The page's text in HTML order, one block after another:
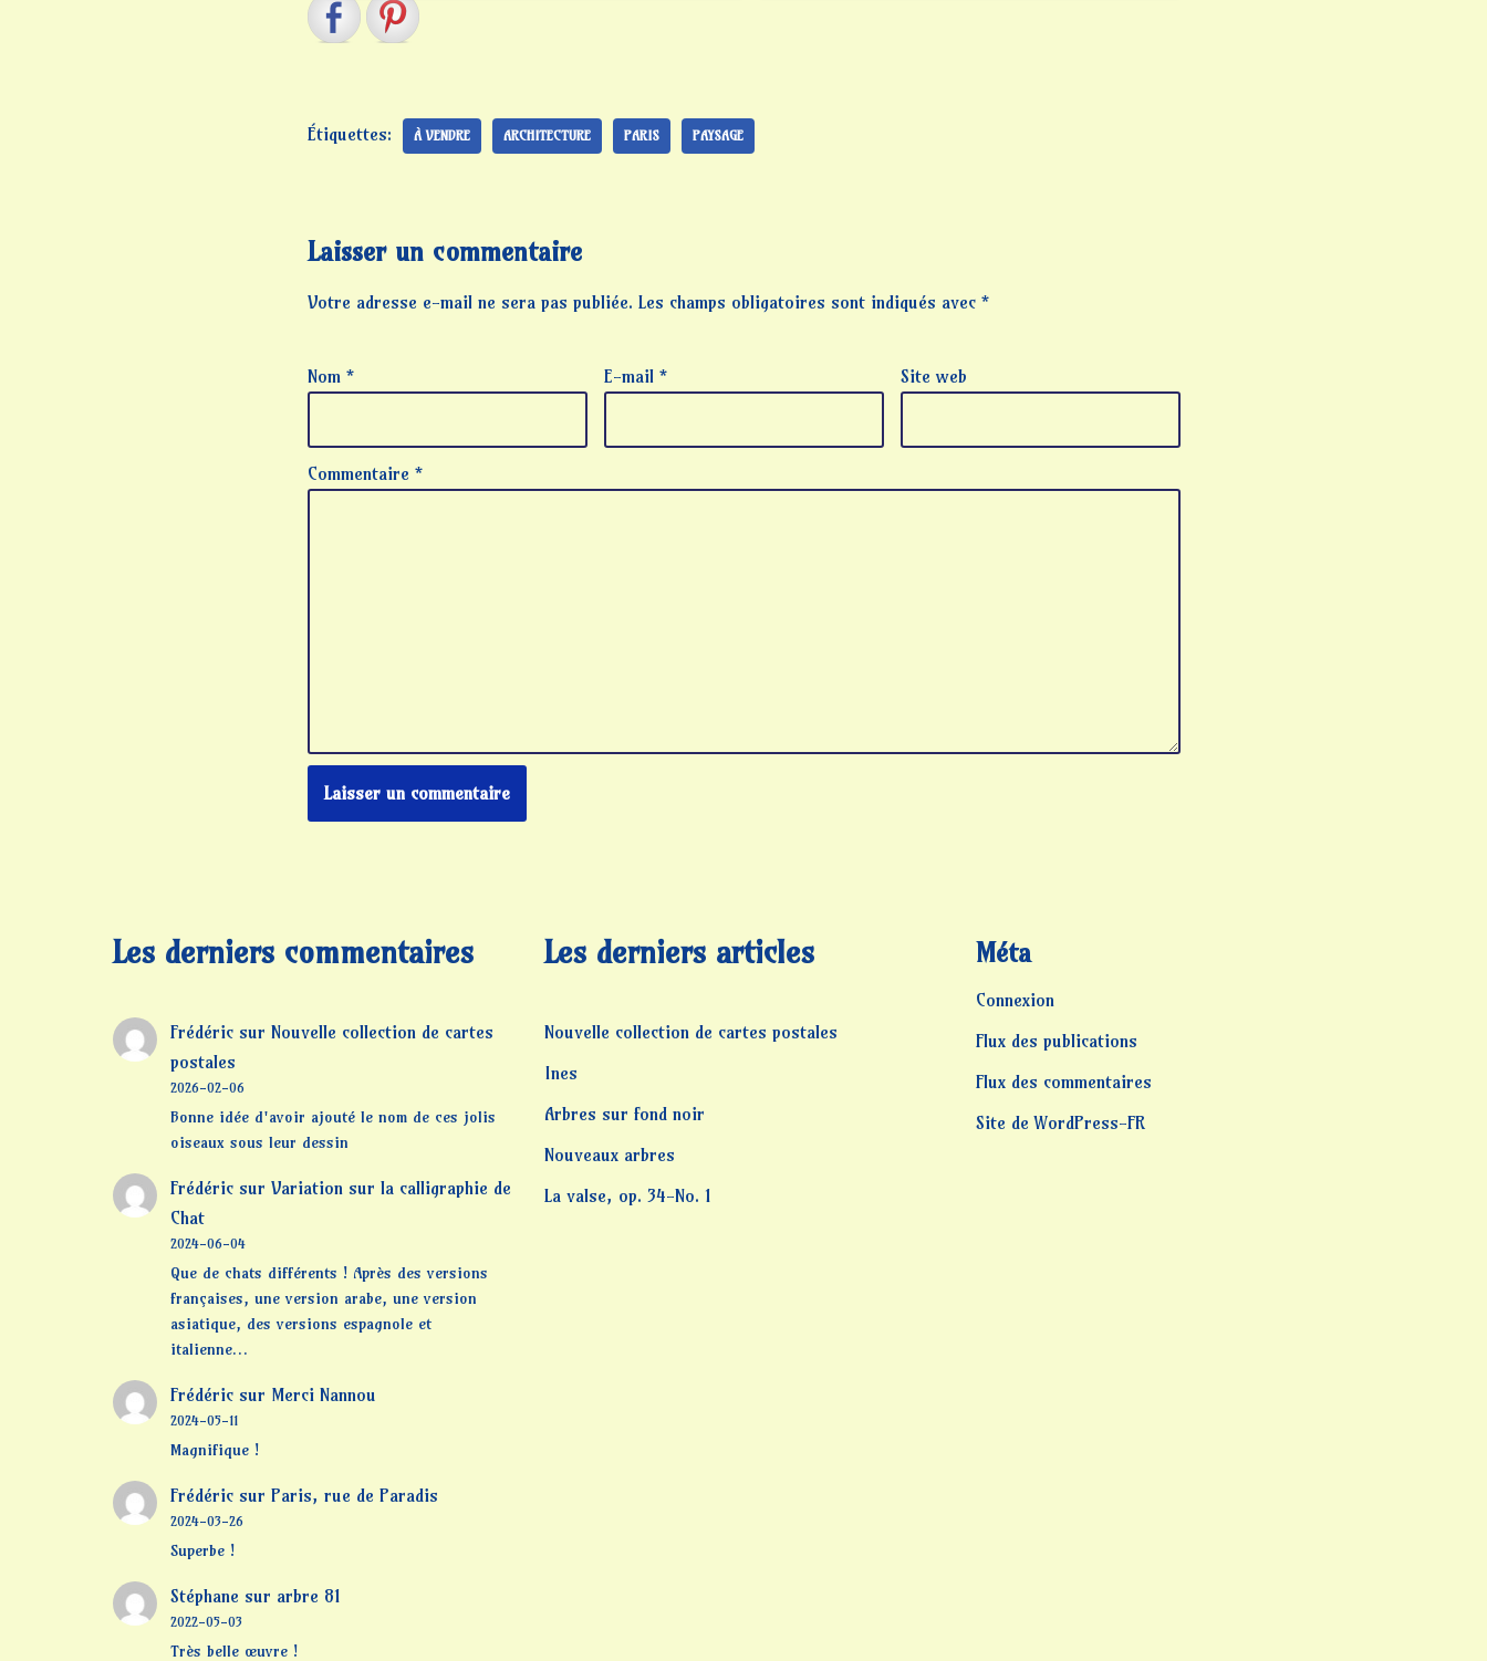
Étiquettes: À VENDRE ARCHITECTURE PARIS PAYSAGE
Laisser un commentaire
Votre adresse e-mail ne sera pas publiée. Les champs obligatoires sont indiqués avec *
Nom * E-mail * Site web
Commentaire *
Les derniers commentaires
Frédéric sur Nouvelle collection de cartes
postales
2026-02-06
Bonne idée d'avoir ajouté le nom de ces jolis
oiseaux sous leur dessin
Frédéric sur Variation sur la calligraphie de
Chat
2024-06-04
Que de chats différents ! Après des versions
françaises, une version arabe, une version
asiatique, des versions espagnole et
italienne…
Frédéric sur Merci Nannou
2024-05-11
Magnifique !
Frédéric sur Paris, rue de Paradis
2024-03-26
Superbe !
Stéphane sur arbre 81
2022-05-03
Très belle œuvre !
Les derniers articles
Nouvelle collection de cartes postales
Ines
Arbres sur fond noir
Nouveaux arbres
La valse, op. 34-No. 1
Méta
Connexion
Flux des publications
Flux des commentaires
Site de WordPress-FR